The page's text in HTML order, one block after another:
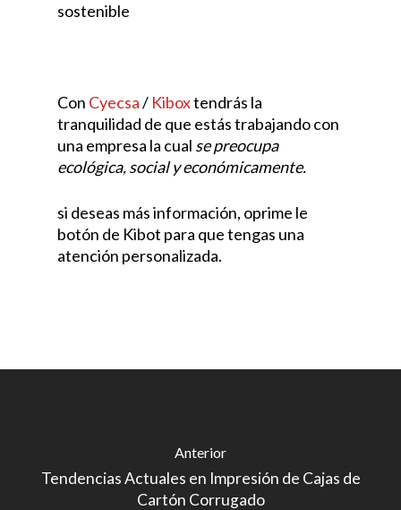
sostenible
Con Cyecsa/ Kiboxtendrás la
tranquilidad de que estás trabajando con
una empresa la cual se preocupa
ecológica, social y económicamente.
si deseas más información, oprime le
botón de Kibot para que tengas una
atención personalizada.
Anterior
Tendencias Actuales en Impresión de Cajas de
Cartón Corrugado